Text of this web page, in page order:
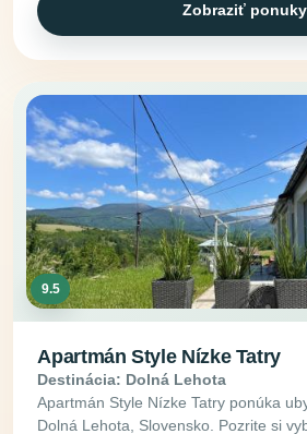
Zobraziť ponuky
9.5
Apartmán Style Nízke Tatry
Destinácia: Dolná Lehota
Apartmán Style Nízke Tatry ponúka
Dolná Lehota, Slovensko. Pozrite si